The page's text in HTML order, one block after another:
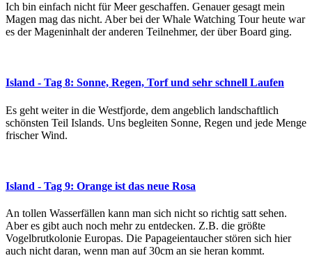
Ich bin einfach nicht für Meer geschaffen. Genauer gesagt mein
Magen mag das nicht. Aber bei der Whale Watching Tour heute war
es der Mageninhalt der anderen Teilnehmer, der über Board ging.
Island - Tag 8: Sonne, Regen, Torf und sehr schnell Laufen
Es geht weiter in die Westfjorde, dem angeblich landschaftlich
schönsten Teil Islands. Uns begleiten Sonne, Regen und jede Menge
frischer Wind.
Island - Tag 9: Orange ist das neue Rosa
An tollen Wasserfällen kann man sich nicht so richtig satt sehen.
Aber es gibt auch noch mehr zu entdecken. Z.B. die größte
Vogelbrutkolonie Europas. Die Papageientaucher stören sich hier
auch nicht daran, wenn man auf 30cm an sie heran kommt.